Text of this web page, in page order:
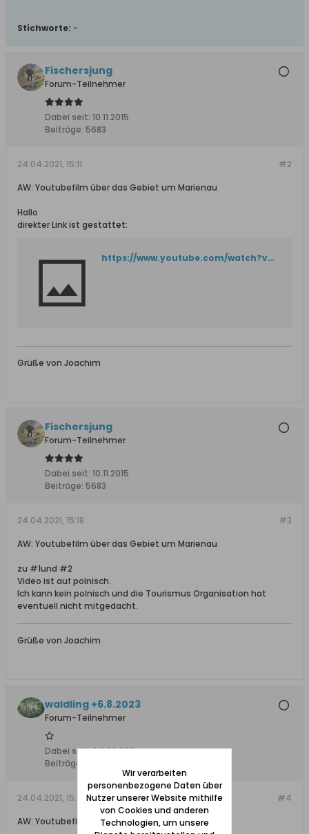
Stichworte: -
Fischersjung
Forum-Teilnehmer
Dabei seit: 10.11.2015
Beiträge: 5683
#2
24.04.2021, 15:11
AW: Youtubefilm über das Gebiet um Marienau
Hallo
direkter Link ist gestattet:
https://www.youtube.com/watch?v=B1qdRFuOuwE
Grüße von Joachim
Fischersjung
Forum-Teilnehmer
Dabei seit: 10.11.2015
Beiträge: 5683
#3
24.04.2021, 15:18
AW: Youtubefilm über das Gebiet um Marienau
zu #1und #2
Video ist auf polnisch.
Ich kann kein polnisch und die Tourismus Organisation hat
eventuell nicht mitgedacht.
Grüße von Joachim
waldling +6.8.2023
Forum-Teilnehmer
Dabei seit:04.09.2011
Beiträge:
#4
24.04.2021, 15:37
AW: Youtubefilm über das Gebiet um Marienau
Wir verarbeiten
personenbezogene Daten über
Nutzer unserer Website mithilfe
von Cookies und anderen
Technologien, um unsere